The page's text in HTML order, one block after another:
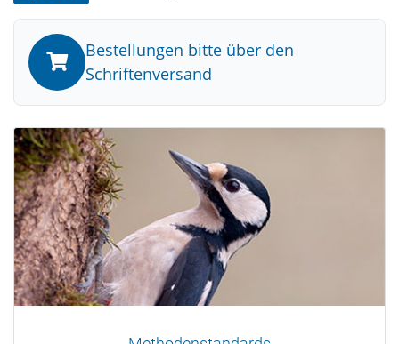
Bestellungen bitte über den
Schriftenversand